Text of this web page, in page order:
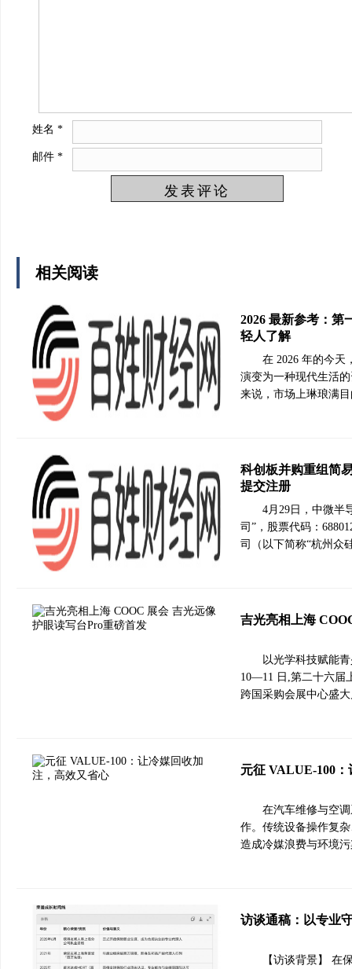
姓名 *
邮件 *
相关阅读
2026 最新参考：第
轻人了解
在 2026 年的今天
演变为一种现代生活
来说，市场上琳琅满
科创板并购重组简
提交注册
4月29日，中微半
司”，股票代码：
司（以下简称“杭州众
吉光亮相上海
以光学科技赋能
10—11 日,第二十六届
跨国采购会展中心盛
元征 VALUE-100
在汽车维修与空
作。传统设备操作复
造成冷媒浪费与环境
访谈通稿：以专业
【访谈背景】 在